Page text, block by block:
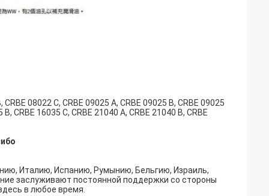
08022 C, CRBE 09025 A, CRBE 09025 B, CRBE 09025
CRBE 16035 C, CRBE 21040 A, CRBE 21040 B, CRBE
Италию, Испанию, Румынию, Бельгию, Израиль,
заслуживают постоянной поддержки со стороны
в любое время.